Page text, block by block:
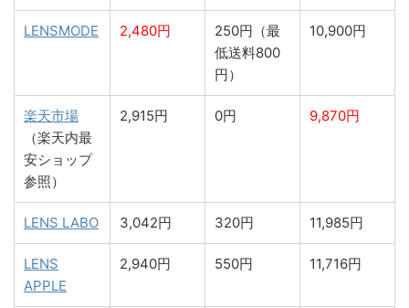
LENSMODE 2,480円
250円（最
低送料800
円）
10,900円
楽天市場
（楽天内最
安ショップ
参照）
2,915円 0円 9,870円
LENS LABO 3,042円 320円 11,985円
LENS
APPLE
2,940円 550円 11,716円